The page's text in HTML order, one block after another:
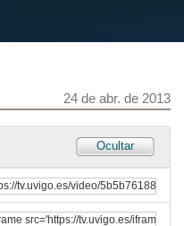
24 de abr. de 2013
Ocultar